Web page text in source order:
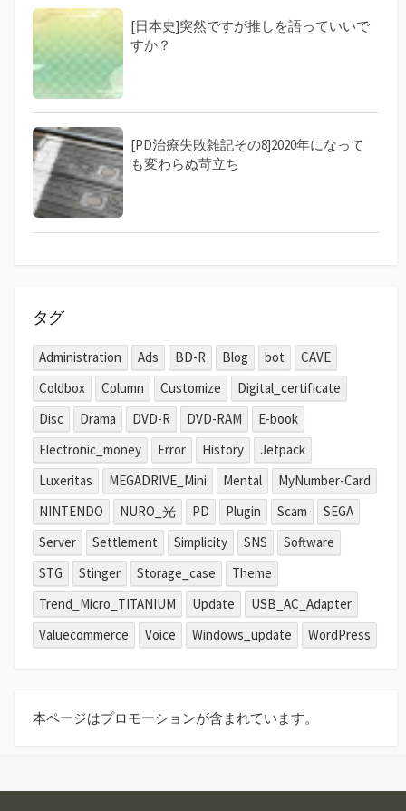
[日本史]突然ですが推しを語っていいで
すか？
[PD治療失敗雑記その8]2020年になって
も変わらぬ苛立ち
タグ
Administration Ads BD-R Blog bot
CAVE
Coldbox
Column Customize
Digital_certificate
Disc
Drama DVD-R DVD-RAM
E-book
Electronic_money
Error History
Jetpack
Luxeritas
MEGADRIVE_Mini Mental
MyNumber-Card
NINTENDO
NURO_光 PD Plugin Scam
SEGA
Server
Settlement Simplicity SNS
Software
STG
Stinger Storage_case
Theme
Trend_Micro_TITANIUM
Update
USB_AC_Adapter
Valuecommerce
Voice Windows_update WordPress
本ページはプロモーションが含まれています。